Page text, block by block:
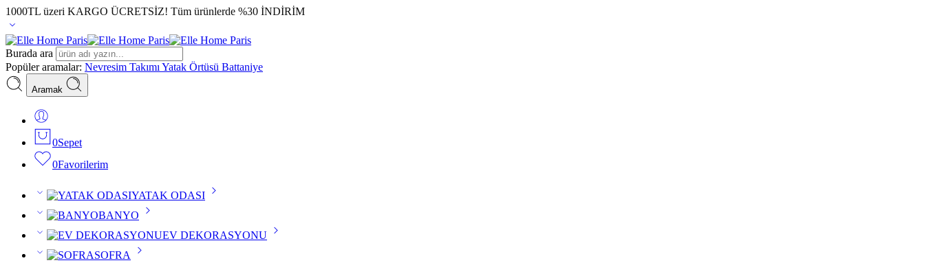
1000TL üzeri KARGO ÜCRETSİZ! Tüm ürünlerde %30 İNDİRİM
Burada ara
Popüler aramalar: Nevresim Takımı Yatak Örtüsü Battaniye
Aramak
0Sepet
0Favorilerim
YATAK ODASI
BANYO
EV DEKORASYONU
SOFRA